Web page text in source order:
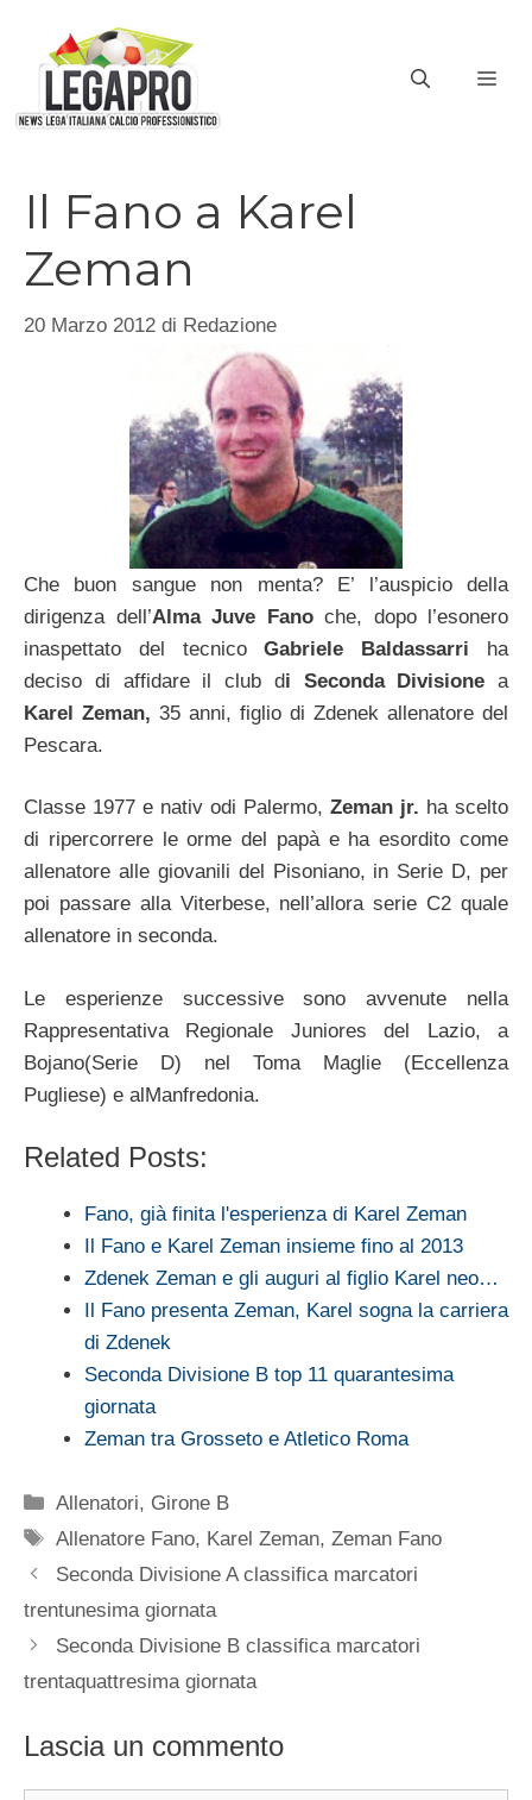
contenuto
Il Fano a Karel
Zeman
20 Marzo 2012 di Redazione
Che buon sangue non menta? E’ l’auspicio della
dirigenza dell’Alma Juve Fanoche, dopo l’esonero
inaspettato del tecnicoGabriele Baldassarri ha
deciso di affidare il club di Seconda Divisione a
Karel Zeman, 35 anni, figlio di Zdenek allenatore del
Pescara.
Classe 1977 e nativ odi Palermo, Zeman jr. ha scelto
di ripercorrere le orme del papà e ha esordito come
allenatore alle giovanili del Pisoniano, in Serie D, per
poi passare alla Viterbese, nell’allora serie C2 quale
allenatore in seconda.
Le esperienze successive sono avvenute nella
Rappresentativa Regionale Juniores del Lazio, a
Bojano(Serie D) nel Toma Maglie (Eccellenza
Pugliese) e alManfredonia.
Related Posts:
Fano, già finita l'esperienza di Karel Zeman
Il Fano e Karel Zeman insieme fino al 2013
Zdenek Zeman e gli auguri al figlio Karel neo…
Il Fano presenta Zeman, Karel sogna la carriera
di Zdenek
Seconda Divisione B top 11 quarantesima
giornata
Zeman tra Grosseto e Atletico Roma
Categorie
Allenatori, Girone B
Tag
Allenatore Fano, Karel Zeman,Zeman Fano
Seconda Divisione A classifica marcatori
trentunesima giornata
Seconda Divisione B classifica marcatori
trentaquattresima giornata
Lascia un commento